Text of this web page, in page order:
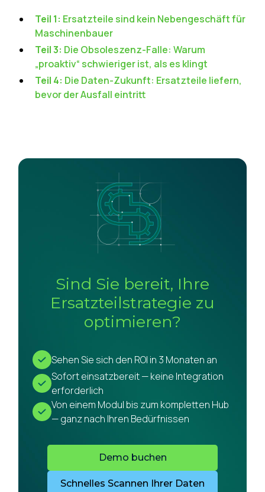
Teil 1: Ersatzteile sind kein Nebengeschäft für
Maschinenbauer
Teil 3: Die Obsoleszenz-Falle: Warum
„proaktiv“ schwieriger ist, als es klingt
Teil 4: Die Daten-Zukunft: Ersatzteile liefern,
bevor der Ausfall eintritt
Sind Sie bereit, Ihre
Ersatzteilstrategie zu
optimieren?
Sehen Sie sich den ROI in 3 Monaten an
Sofort einsatzbereit — keine Integration
erforderlich
Von einem Modul bis zum kompletten Hub
— ganz nach Ihren Bedürfnissen
Demo buchen
Schnelles Scannen Ihrer Daten